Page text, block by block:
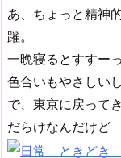
あ、ちょっと精神
躍。
一晩寝るとすすー
色合いもやさしいし
で、東京に戻って
だらけなんだけど